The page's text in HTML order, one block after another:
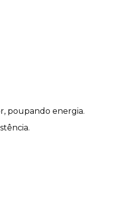
poupando energia.